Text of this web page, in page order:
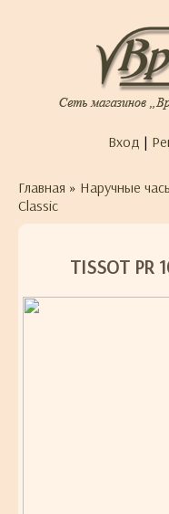
Вход |
Главная » Наручные
Classic
TISSOT PR